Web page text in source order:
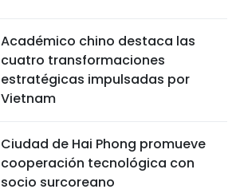
Académico chino destaca las
cuatro transformaciones
estratégicas impulsadas por
Vietnam
Ciudad de Hai Phong promueve
cooperación tecnológica con
socio surcoreano